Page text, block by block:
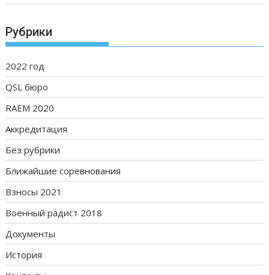
Рубрики
2022 год
QSL бюро
RAEM 2020
Аккредитация
Без рубрики
Ближайшие соревнования
Взносы 2021
Военный радист 2018
Документы
История